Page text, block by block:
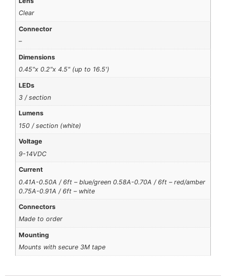
Clear
Connector
–
Dimensions
0.45"x 0.2"x 4.5" (up to 16.5')
LEDs
3 / section
Lumens
150 / section (white)
Voltage
9-14VDC
Current
0.41A-0.50A / 6ft – blue/green 0.58A-0.70A / 6ft – red/amber
0.75A-0.91A / 6ft – white
Connectors
Made to order
Mounting
Mounts with secure 3M tape